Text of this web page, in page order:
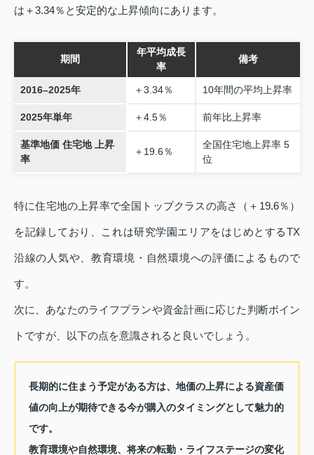
は＋3.34％と安定的な上昇傾向にあります。
期間
年平均成長
率
備考
2016–2025年 ＋3.34％ 10年間の平均上昇率
2025年単年 ＋4.5％ 前年比上昇率
基準地価 住宅地 上昇
率
＋19.6％
全国住宅地上昇率 5
位
特に住宅地の上昇率で全国トップクラスの高さ（＋19.6％）
を記録しており、これは研究学園エリアをはじめとするTX
沿線の人気や、教育環境・自然環境への評価によるもので
す。
次に、あなたのライフプランや資金計画に応じた判断ポイン
トですが、以下の点を意識されると良いでしょう。
長期的に住まう予定がある方は、地価の上昇による資産価
値の向上が期待できる今が購入のタイミングとして魅力的
です。
教育環境や自然環境、将来の転勤・ライフステージの変化